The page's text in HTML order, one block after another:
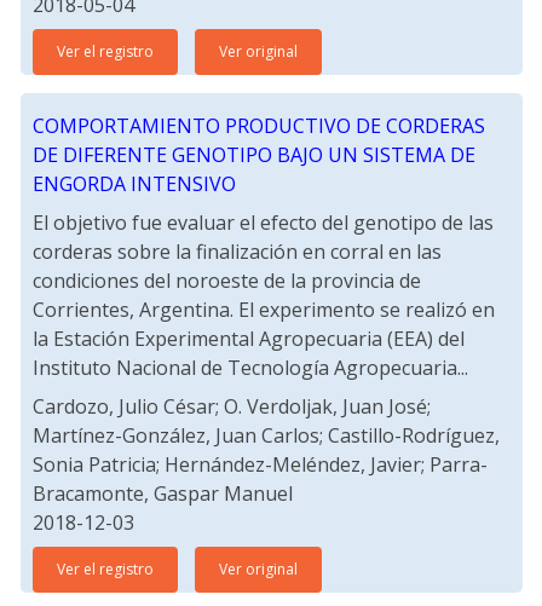
Ver el registro Ver original
COMPORTAMIENTO PRODUCTIVO DE CORDERAS
DE DIFERENTE GENOTIPO BAJO UN SISTEMA DE
ENGORDA INTENSIVO
El objetivo fue evaluar el efecto del genotipo de las
corderas sobre la finalización en corral en las
condiciones del noroeste de la provincia de
Corrientes, Argentina. El experimento se realizó en
la Estación Experimental Agropecuaria (EEA) del
Instituto Nacional de Tecnología Agropecuaria...
Cardozo, Julio César; O. Verdoljak, Juan José;
Martínez-González, Juan Carlos; Castillo-Rodríguez,
Sonia Patricia; Hernández-Meléndez, Javier; Parra-
Bracamonte, Gaspar Manuel
2018-12-03
Ver el registro Ver original